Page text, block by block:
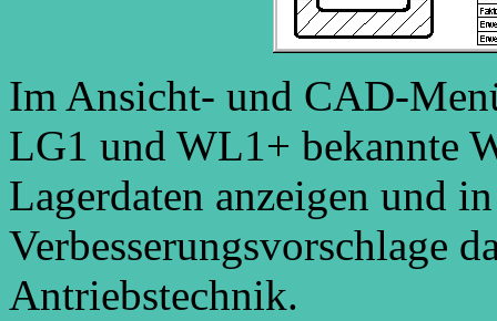
Im Ansicht- und CAD-
LG1 und WL1+ bekannte
Lagerdaten anzeigen und
Verbesserungsvorschlage
Antriebstechnik.